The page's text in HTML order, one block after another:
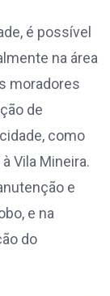
é possível
na área
moradores
de
como
Vila Mineira.
e
e na
do